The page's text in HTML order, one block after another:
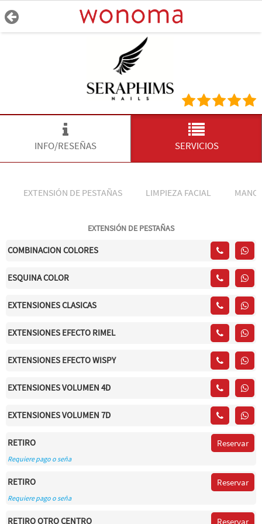
INFO/RESEÑAS SERVICIOS
EXTENSIÓN DE PESTAÑAS LIMPIEZA FACIAL
EXTENSIÓN DE PESTAÑAS
COMBINACION COLORES
ESQUINA COLOR
EXTENSIONES CLASICAS
EXTENSIONES EFECTO RIMEL
EXTENSIONES EFECTO WISPY
EXTENSIONES VOLUMEN 4D
EXTENSIONES VOLUMEN 7D
RETIRO Reservar
Requiere pago o seña
RETIRO Reservar
Requiere pago o seña
RETIRO OTRO CENTRO Reservar